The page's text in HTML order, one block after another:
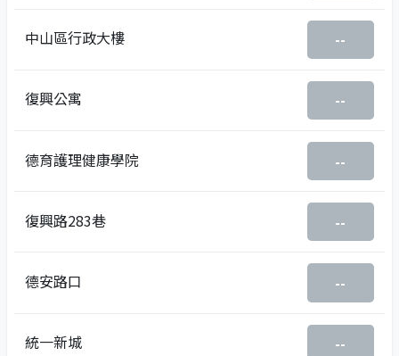
中山區行政大樓 --
復興公寓 --
德育護理健康學院 --
復興路283巷 --
德安路口 --
統一新城 --